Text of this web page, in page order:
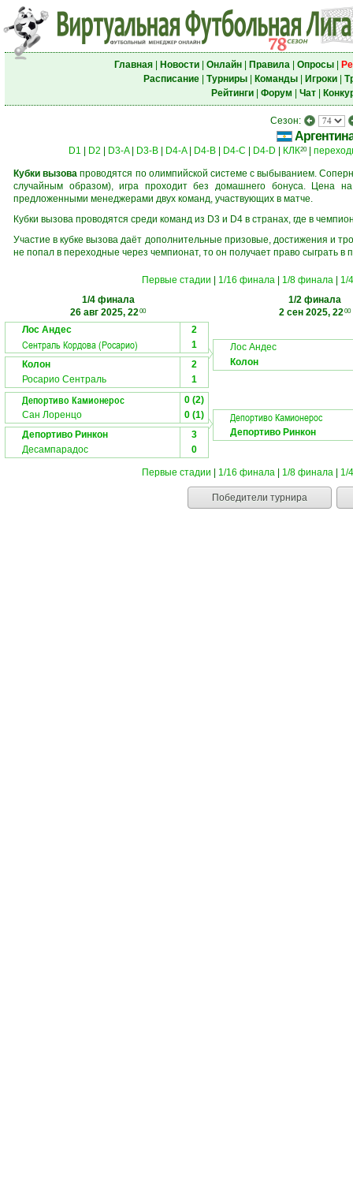
Главная| Новости| Онлайн| Правила| Опросы|
Расписание| Турниры| Команды| Игроки|
Рейтинги| Форум Чат|
Сезон:
D1 D2 D3-A| D3-B| D4-A| D4-B| D4-C D4-D КЛК20|
Кубки вызова проводятся по олимпийской системе с выбыванием.
случайным образом), игра проходит без домашнего бонуса. Цена
предложенными менеджерами двух команд, участвующих в матче.
Кубки вызова проводятся среди команд из D3 и D4 в странах, где в
Участие в кубке вызова даёт дополнительные призовые, достижения и
не попал в переходные через чемпионат, то он получает право сыграть
Первые стадии 1/16 финала| 1/8 финала|
1/
1/4 финала
26 авг 2025, 2200
1/2 финала
2 сен 2025, 2200
Лос Андес 2
Сентраль Кордова (Росарио)
1
Колон
2
Росарио Сентраль
1
Лос Андес
Колон
Депортиво Камионерос
0 (2)
Сан Лоренцо
0 (1)
Депортиво Ринкон
3
Десампарадос
0
Депортиво Камионерос
Депортиво Ринкон
Первые стадии 1/16 финала| 1/8 финала| 1/
Победители турнира